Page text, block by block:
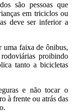
são pessoas que
em triciclos ou
deve ser inferior a
uma faixa de ônibus,
proibindo
tanto a bicicletas
e não tocar o
à frente ou atrás das